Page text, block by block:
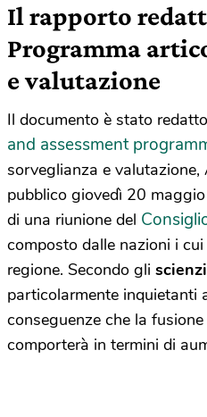
Il rapporto
Programma
e valutazione
Il documento è stato redatto
and assessment
sorveglianza e
pubblico giovedì 20
di una riunione del
composto dalle nazioni i
regione. Secondo gli
particolarmente inquietanti
conseguenze che la
comporterà in termini di